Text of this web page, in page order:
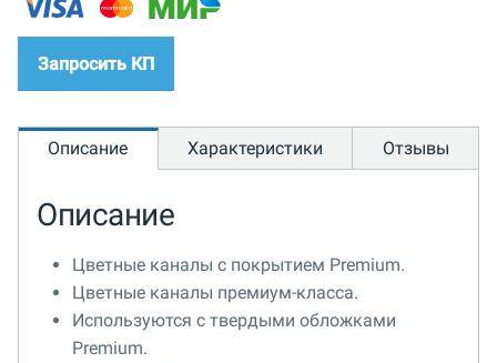
Запросить КП
Описание Характеристики Отзывы
Описание
Цветные каналы с покрытием Premium.
Цветные каналы премиум-класса.
Используются с твердыми обложками
Premium.